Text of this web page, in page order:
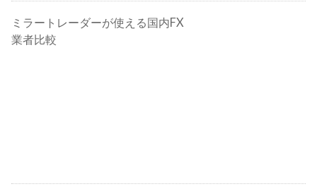
ミラートレーダーが使える国内FX
業者比較